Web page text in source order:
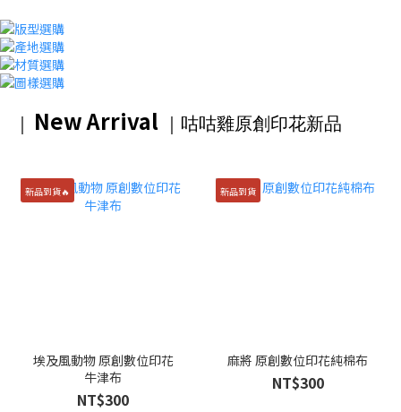
｜ New Arrival ｜咕咕雞原創印花新品
新品到貨🔥
埃及風動物 原創數位印花
牛津布
NT$300
新品到貨
麻將 原創數位印花純棉布
NT$300